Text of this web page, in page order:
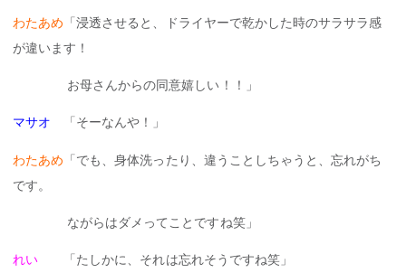
わたあめ 「浸透させると、ドライヤーで乾かした時のサラサラ感
が違います！
お母さんからの同意嬉しい！！」
マサオ 「そーなんや！」
わたあめ 「でも、身体洗ったり、違うことしちゃうと、忘れがち
です。
ながらはダメってことですね笑」
れい 「たしかに、それは忘れそうですね笑」